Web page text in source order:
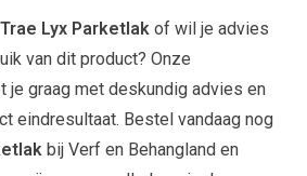
Trae Lyx Parketlak of wil je advies
van dit product? Onze
je graag met deskundig advies en
eindresultaat. Bestel vandaag nog
bij Verf en Behangland en